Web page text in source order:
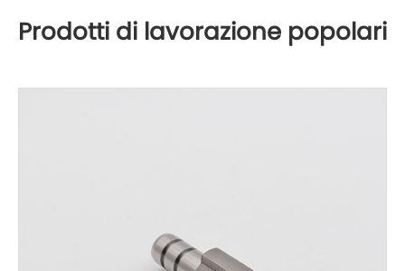
Prodotti di lavorazione popolari